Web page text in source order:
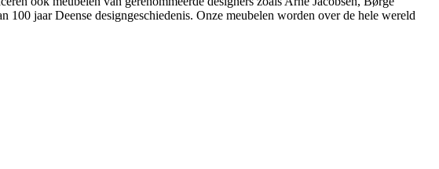
jaar Deense designgeschiedenis. Onze meubelen worden over de hele wereld